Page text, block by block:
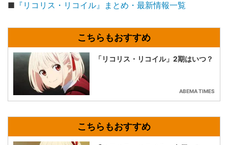
■ 『リコリス・リコイル』まとめ・最新情報一覧
「リコリス・リコイル」2期はいつ？
ABEMA TIMES